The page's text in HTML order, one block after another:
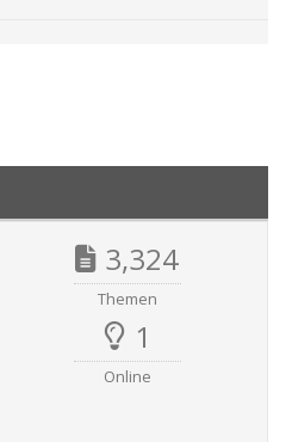
3,324
Themen
1
Online